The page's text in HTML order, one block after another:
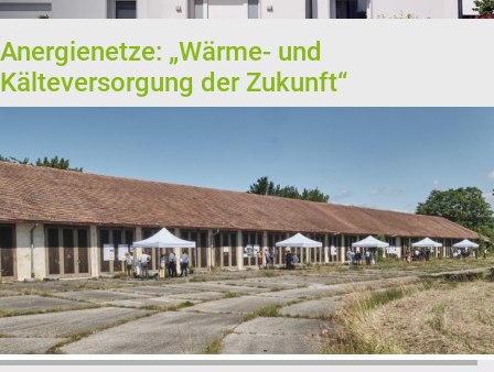
Anergienetze: „Wärme- und
Kälteversorgung der Zukunft“